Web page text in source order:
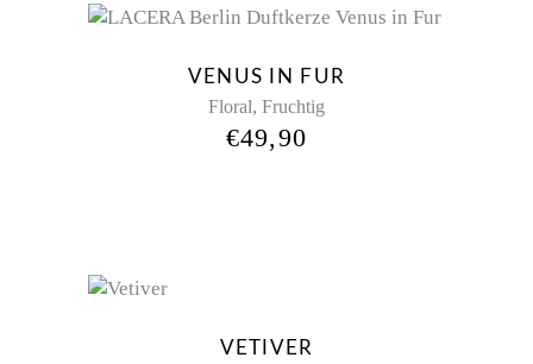
VENUS IN FUR
Floral, Fruchtig
€49,90
VETIVER